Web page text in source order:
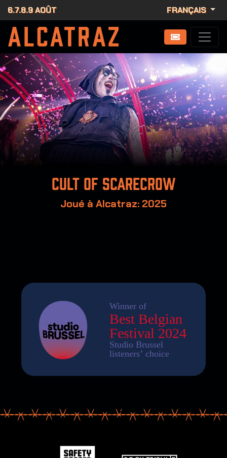
6.7.8.9 AOÛT FRANÇAIS
Cult of scarecrow
Joué à Alcatraz: 2025